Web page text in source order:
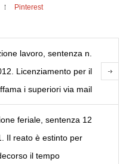
Pinterest
lavoro, sentenza n.
Licenziamento per il
i superiori via mail
feriale, sentenza 12
Il reato è estinto per
il tempo